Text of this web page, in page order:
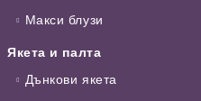
Макси блузи
Якета и палта
Дънкови якета